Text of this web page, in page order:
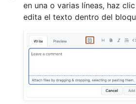
en una o varias líneas, haz
edita el texto dentro del